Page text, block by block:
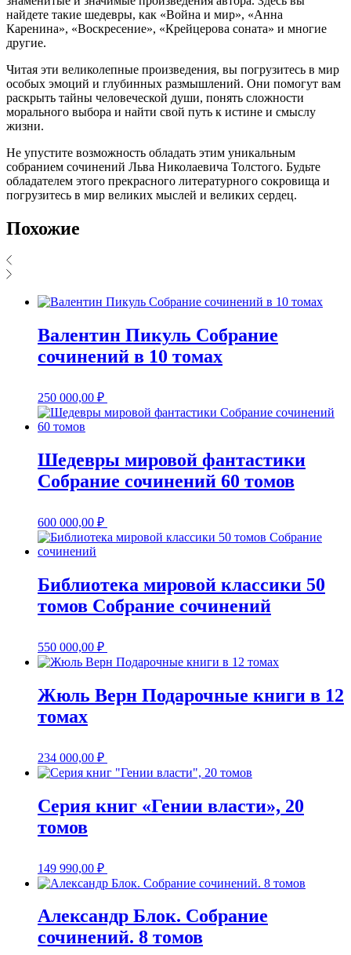
найдете такие шедевры, как «Война и мир», «Анна
Каренина», «Воскресение», «Крейцерова соната» и многие
другие.
Читая эти великолепные произведения, вы погрузитесь в мир
особых эмоций и глубинных размышлений. Они помогут вам
раскрыть тайны человеческой души, понять сложности
морального выбора и найти свой путь к истине и смыслу
жизни.
Не упустите возможность обладать этим уникальным
собранием сочинений Льва Николаевича Толстого. Будьте
обладателем этого прекрасного литературного сокровища и
погрузитесь в мир великих мыслей и великих сердец.
Похожие
Валентин Пикуль Собрание
сочинений в 10 томах
250 000,00 ₽
Шедевры мировой фантастики
Собрание сочинений 60 томов
600 000,00 ₽
Библиотека мировой классики 50
томов Собрание сочинений
550 000,00 ₽
Жюль Верн Подарочные книги в 12
томах
234 000,00 ₽
Серия книг «Гении власти», 20
томов
149 990,00 ₽
Александр Блок. Собрание
сочинений. 8 томов